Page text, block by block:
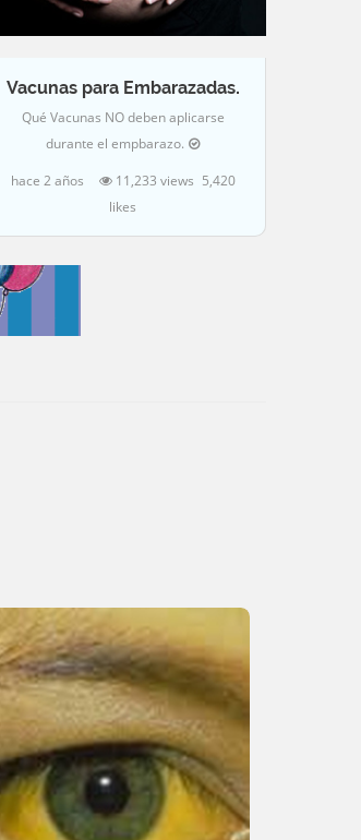
Vacunas para Embarazadas.
Qué Vacunas NO deben aplicarse
durante el empbarazo.
hace 2 años
11,233 views 5,420
likes